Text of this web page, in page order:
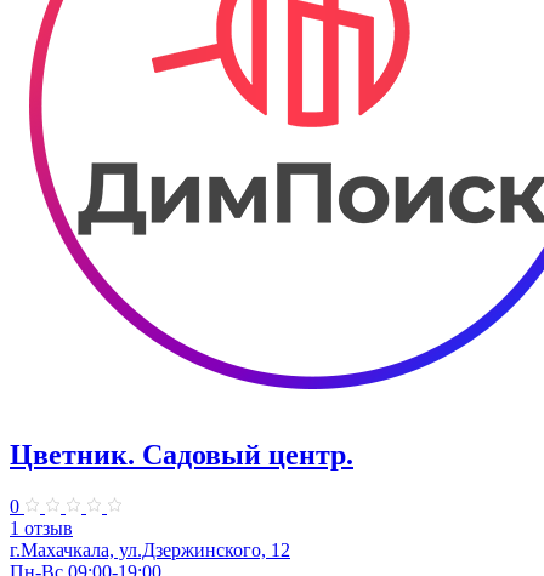
Цветник. Садовый центр.
0
1 отзыв
г.Махачкала, ул.Дзержинского, 12
Пн-Вс 09:00-19:00